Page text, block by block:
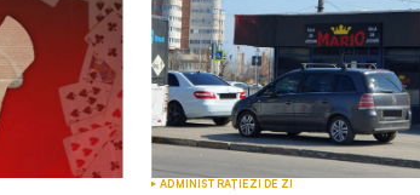
ADMINISTRAȚIEZI DE ZI